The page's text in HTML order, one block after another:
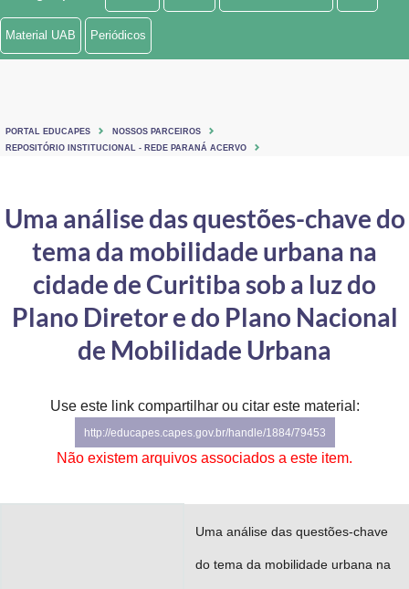
Ministério de Minas e Energia
Ministério do Turismo
Controladoria-Geral da União
Secretaria-Geral
Secretaria de Governo
Advocacia-Geral da União
Banco Central do Brasil
Planalto
Material UAB Periódicos
PORTAL EDUCAPES
NOSSOS PARCEIROS
REPOSITÓRIO INSTITUCIONAL - REDE PARANÁ ACERVO
Uma análise das questões-chave do
tema da mobilidade urbana na
cidade de Curitiba sob a luz do
Plano Diretor e do Plano Nacional
de Mobilidade Urbana
Use este link compartilhar ou citar este material:
http://educapes.capes.gov.br/handle/1884/79453
Não existem arquivos associados a este item.
Uma análise das questões-chave
do tema da mobilidade urbana na